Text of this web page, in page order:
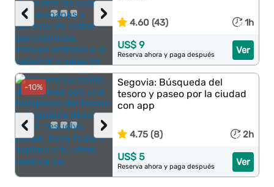
›
‹ 4.60 (43) 1h
Ver
US$ 9
Reserva ahora y paga después
-10%
›
‹
Segovia: Búsqueda del
tesoro y paseo por la ciudad
con app
4.75 (8) 2h
Ver
US$ 5
Reserva ahora y paga después